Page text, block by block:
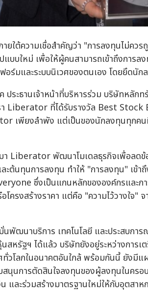
ใต้ความเชื่อสำคัญว่า "การลงทุนไม่คว
แบบใหม่ เพื่อให้ผู้คนสามารถเข้าถึงการล
มและระบบนิเวศของตนเอง โดยยึดนัก
ประธานเจ้าหน้าที่บริหารร่วม บริษัทหลัก
า Liberator ที่ได้รับรางวัล Best
เพียงลำพัง แต่เป็นของนักลงทุนทุกคน
มา Liberator พัฒนาโมเดลธุรกิจเพื่อลด
ละต้นทุนการลงทุน ทำให้ "การลงทุน" เข้า
ซึ่งเป็นแกนหลักขององค์กรและกา
โครงสร้างราคา แต่คือ "ความไว้วางใจ"
ฒนาบริการ เทคโนโลยี และประสบการ
สหรัฐฯ ได้แล้ว บริษัทยังอยู่ระหว่างการ
ทั่วโลกในอนาคตอันใกล้ พร้อมกันนี้ ยังมี
สนุนการตัดสินใจลงทุนของผู้ลงทุนในครอ
และร่วมสร้างมาตรฐานใหม่ให้กับอุตสาห